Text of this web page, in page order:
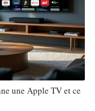
une Apple TV et ce